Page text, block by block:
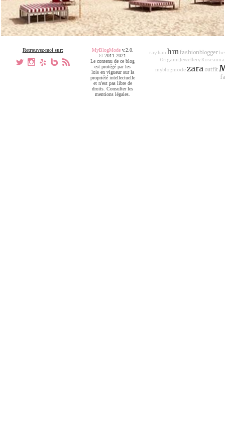
Retrouvez-moi sur:
a x h V ,
ray ban hmfashionblogger
Origami JewelleryRoseanna
myblogmodezara outfit
MyBlogModev.2.0.
© 2011-2021
Le contenu de ce blog
est protégé par les
lois en vigueur sur la
propriété intellectuelle
et n'est pas libre de
droits. Consulter les
mentions légales.